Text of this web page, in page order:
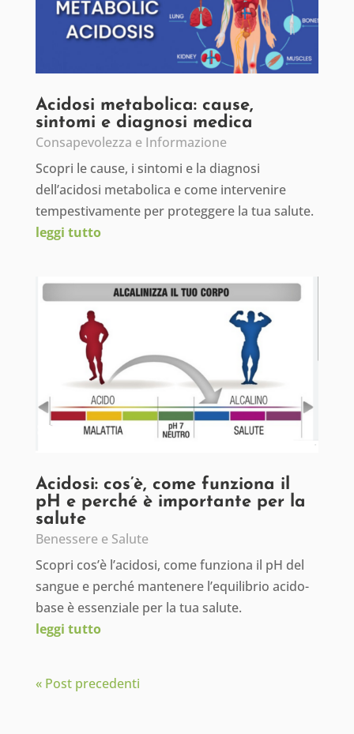
Acidosi metabolica: cause,
sintomi e diagnosi medica
Consapevolezza e Informazione
Scopri le cause, i sintomi e la diagnosi
dell’acidosi metabolica e come intervenire
tempestivamente per proteggere la tua salute.
leggi tutto
Acidosi: cos’è, come funziona il
pH e perché è importante per la
salute
Benessere e Salute
Scopri cos’è l’acidosi, come funziona il pH del
sangue e perché mantenere l’equilibrio acido-
base è essenziale per la tua salute.
leggi tutto
« Post precedenti